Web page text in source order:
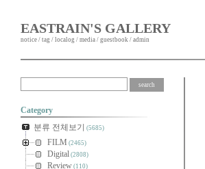
EASTRAIN'S GALLERY
notice / tag / localog / media / guestbook / admin
Category
분류 전체보기 (5685)
FILM (2465)
Digital (2808)
Review (110)